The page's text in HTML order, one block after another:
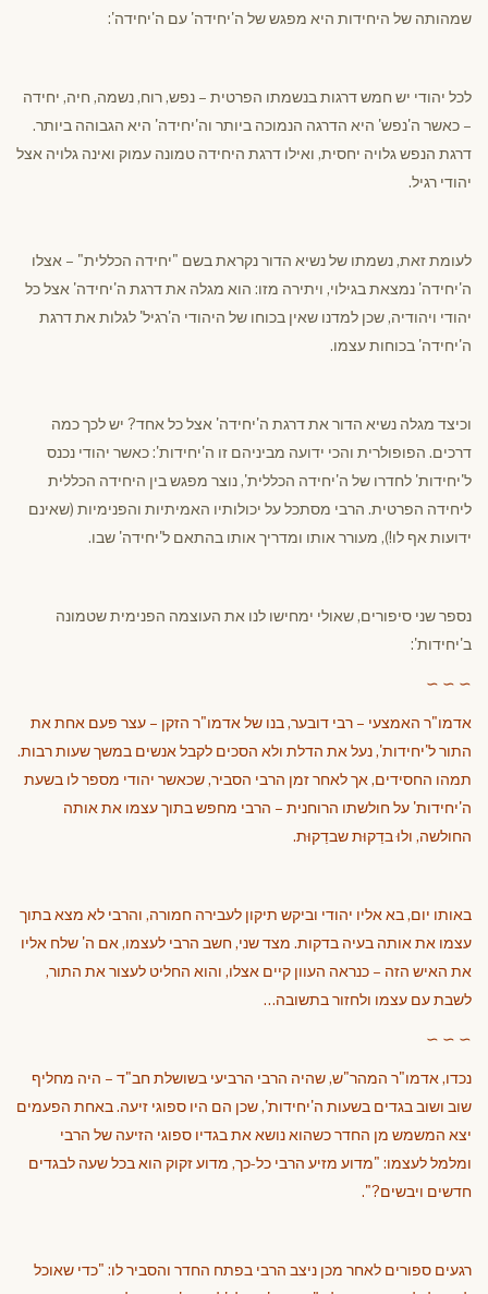
שמהותה של היחידות היא מפגש של ה'יחידה' עם ה'יחידה':
לכל יהודי יש חמש דרגות בנשמתו הפרטית – נפש, רוח, נשמה, חיה, יחידה
– כאשר ה'נפש' היא הדרגה הנמוכה ביותר וה'יחידה' היא הגבוהה ביותר.
דרגת הנפש גלויה יחסית, ואילו דרגת היחידה טמונה עמוק ואינה גלויה אצל
יהודי רגיל.
לעומת זאת, נשמתו של נשיא הדור נקראת בשם "יחידה הכללית" – אצלו
ה'יחידה' נמצאת בגילוי, ויתירה מזו: הוא מגלה את דרגת ה'יחידה' אצל כל
יהודי ויהודיה, שכן למדנו שאין בכוחו של היהודי ה'רגיל' לגלות את דרגת
ה'יחידה' בכוחות עצמו.
וכיצד מגלה נשיא הדור את דרגת ה'יחידה' אצל כל אחד? יש לכך כמה
דרכים. הפופולרית והכי ידועה מביניהם זו ה'יחידות': כאשר יהודי נכנס
ל'יחידות' לחדרו של ה'יחידה הכללית', נוצר מפגש בין היחידה הכללית
ליחידה הפרטית. הרבי מסתכל על יכולותיו האמיתיות והפנימיות (שאינם
ידועות אף לו!), מעורר אותו ומדריך אותו בהתאם ל'יחידה' שבו.
נספר שני סיפורים, שאולי ימחישו לנו את העוצמה הפנימית שטמונה
ב'יחידות':
∼ ∼ ∼
אדמו"ר האמצעי – רבי דובער, בנו של אדמו"ר הזקן – עצר פעם אחת את
התור ל'יחידות', נעל את הדלת ולא הסכים לקבל אנשים במשך שעות רבות.
תמהו החסידים, אך לאחר זמן הרבי הסביר, שכאשר יהודי מספר לו בשעת
ה'יחידות' על חולשתו הרוחנית – הרבי מחפש בתוך עצמו את אותה
החולשה, ולוּ בדַקוּת שבדַקוּת.
באותו יום, בא אליו יהודי וביקש תיקון לעבירה חמורה, והרבי לא מצא בתוך
עצמו את אותה בעיה בדקות. מצד שני, חשב הרבי לעצמו, אם ה' שלח אליו
את האיש הזה – כנראה העוון קיים אצלו, והוא החליט לעצור את התור,
לשבת עם עצמו ולחזור בתשובה…
∼ ∼ ∼
נכדו, אדמו"ר המהר"ש, שהיה הרבי הרביעי בשושלת חב"ד – היה מחליף
שוב ושוב בגדים בשעות ה'יחידות', שכן הם היו ספוגי זיעה. באחת הפעמים
יצא המשמש מן החדר כשהוא נושא את בגדיו ספוגי הזיעה של הרבי
ומלמל לעצמו: "מדוע מזיע הרבי כל-כך, מדוע זקוק הוא בכל שעה לבגדים
חדשים ויבשים?".
רגעים ספורים לאחר מכן ניצב הרבי בפתח החדר והסביר לו: "כדי שאוכל